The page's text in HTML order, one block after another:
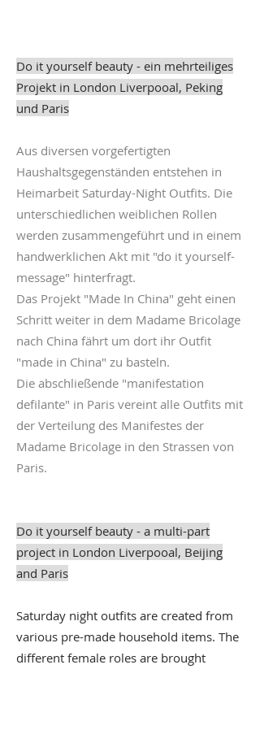
Do it yourself beauty - ein mehrteiliges
Projekt in London Liverpooal, Peking
und Paris
Aus diversen vorgefertigten
Haushaltsgegenständen entstehen in
Heimarbeit Saturday-Night Outfits. Die
unterschiedlichen weiblichen Rollen
werden zusammengeführt und in einem
handwerklichen Akt mit "do it yourself-
message" hinterfragt.
Das Projekt "Made In China" geht einen
Schritt weiter in dem Madame Bricolage
nach China fährt um dort ihr Outfit
"made in China" zu basteln.
Die abschließende "manifestation
defilante" in Paris vereint alle Outfits mit
der Verteilung des Manifestes der
Madame Bricolage in den Strassen von
Paris.
Do it yourself beauty - a multi-part
project in London Liverpooal, Beijing
and Paris
Saturday night outfits are created from
various pre-made household items. The
different female roles are brought